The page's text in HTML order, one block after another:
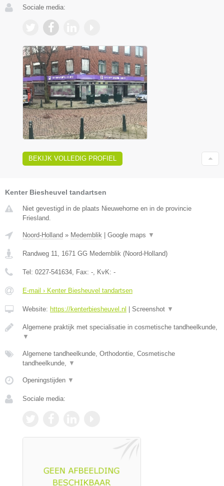
Sociale media:
BEKIJK VOLLEDIG PROFIEL
Kenter Biesheuvel tandartsen
Niet gevestigd in de plaats Nieuwehorne en in de provincie
Friesland.
Noord-Holland » Medemblik | Google maps ▼
Randweg 11 1671 GG Medemblik (Noord-Holland)
Tel: 0227-541634 , Fax: - , KvK: -
E-mail › Kenter Biesheuvel tandartsen
Website: https://kenterbiesheuvel.nl | Screenshot ▼
Algemene praktijk met specialisatie in cosmetische tandheelkunde,
▼
Algemene tandheelkunde, Orthodontie, Cosmetische
tandheelkunde,
▼
Openingstijden ▼
Sociale media: